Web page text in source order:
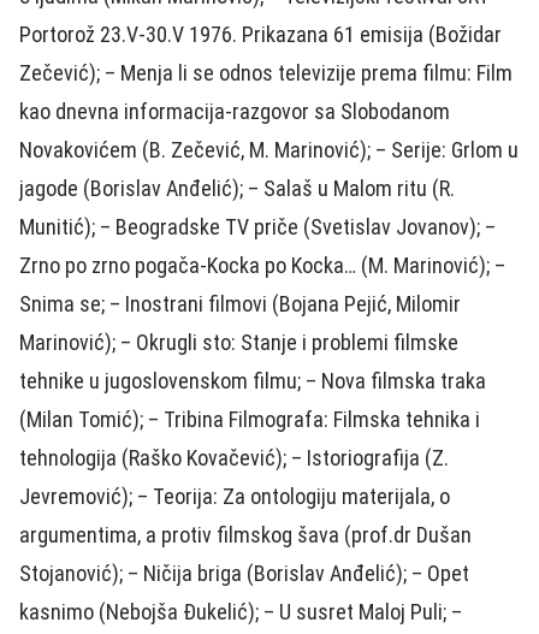
Portorož 23.V-30.V 1976. Prikazana 61 emisija (Božidar
Zečević); – Menja li se odnos televizije prema filmu: Film
kao dnevna informacija-razgovor sa Slobodanom
Novakovićem (B. Zečević, M. Marinović); – Serije: Grlom u
jagode (Borislav Anđelić); – Salaš u Malom ritu (R.
Munitić); – Beogradske TV priče (Svetislav Jovanov); –
Zrno po zrno pogača-Kocka po Kocka… (M. Marinović); –
Snima se; – Inostrani filmovi (Bojana Pejić, Milomir
Marinović); – Okrugli sto: Stanje i problemi filmske
tehnike u jugoslovenskom filmu; – Nova filmska traka
(Milan Tomić); – Tribina Filmografa: Filmska tehnika i
tehnologija (Raško Kovačević); – Istoriografija (Z.
Jevremović); – Teorija: Za ontologiju materijala, o
argumentima, a protiv filmskog šava (prof.dr Dušan
Stojanović); – Ničija briga (Borislav Anđelić); – Opet
kasnimo (Nebojša Đukelić); – U susret Maloj Puli; –